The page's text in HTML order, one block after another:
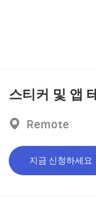
스티커 및 앱
Remote
지금 신청하세요